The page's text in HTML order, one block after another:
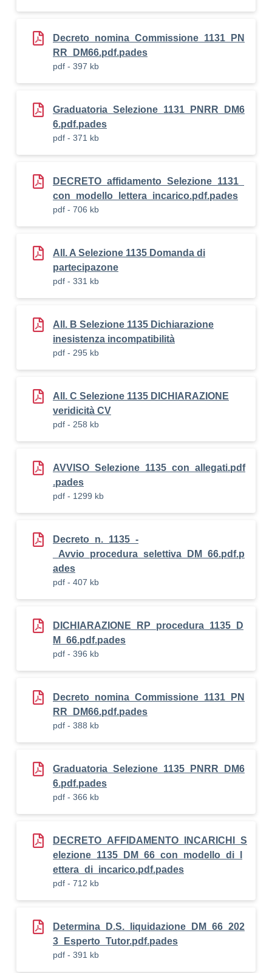
Decreto_nomina_Commissione_1131_PN
RR_DM66.pdf.pades
pdf - 397 kb
Graduatoria_Selezione_1131_PNRR_DM6
6.pdf.pades
pdf - 371 kb
DECRETO_affidamento_Selezione_1131_
con_modello_lettera_incarico.pdf.pades
pdf - 706 kb
All. A Selezione 1135 Domanda di
partecipazone
pdf - 331 kb
All. B Selezione 1135 Dichiarazione
inesistenza incompatibilità
pdf - 295 kb
All. C Selezione 1135 DICHIARAZIONE
veridicità CV
pdf - 258 kb
AVVISO_Selezione_1135_con_allegati.pdf
.pades
pdf - 1299 kb
Decreto_n._1135_-
_Avvio_procedura_selettiva_DM_66.pdf.p
ades
pdf - 407 kb
DICHIARAZIONE_RP_procedura_1135_D
M_66.pdf.pades
pdf - 396 kb
Decreto_nomina_Commissione_1131_PN
RR_DM66.pdf.pades
pdf - 388 kb
Graduatoria_Selezione_1135_PNRR_DM6
6.pdf.pades
pdf - 366 kb
DECRETO_AFFIDAMENTO_INCARICHI_S
elezione_1135_DM_66_con_modello_di_l
ettera_di_incarico.pdf.pades
pdf - 712 kb
Determina_D.S._liquidazione_DM_66_202
3_Esperto_Tutor.pdf.pades
pdf - 391 kb